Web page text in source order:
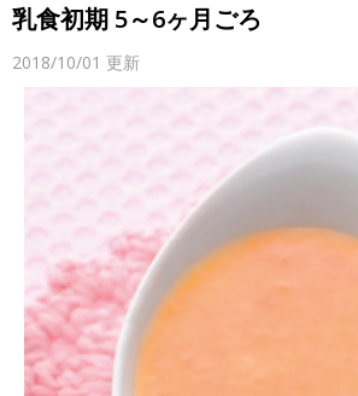
乳食初期 5～6ヶ月ごろ
2018/10/01 更新